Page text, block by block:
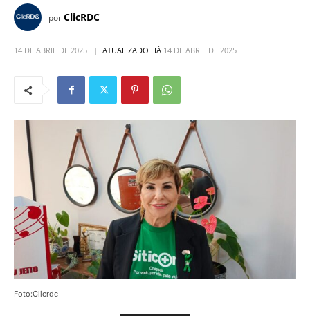
porClicRDC
14 DE ABRIL DE 2025 ATUALIZADO HÁ 14 DE ABRIL DE 2025
Foto:Clicrdc